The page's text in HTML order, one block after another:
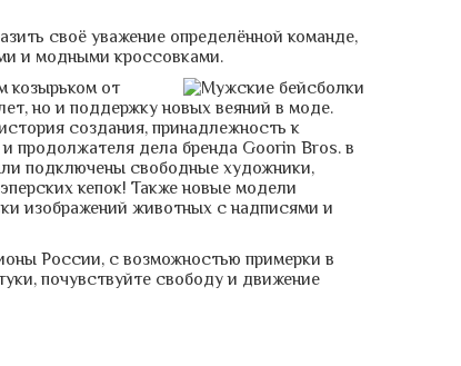
своё уважение определённой команде,
и модными кроссовками.
козырьком от
но и поддержку новых веяний в моде.
создания, принадлежность к
и продолжателя дела бренда Goorin Bros. в
подключены свободные художники,
кепок! Также новые модели
изображений животных с надписями и
России, с возможностью примерки в
почувствуйте свободу и движение